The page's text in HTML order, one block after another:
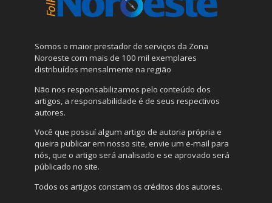
Somos o maior prestador de serviços da Zona
Noroeste com mais de 100 mil exemplares
distribuídos mensalmente na região
Não nos responsabilizamos pelo conteúdo dos
artigos, a responsabilidade é de seus respectivos
autores.
Você que possuí algum artigo de autoria própria e
queira publicar em nosso site, envie um e-mail para
nós, que o artigo será analisado e se aprovado será
públicado no site.
Todos os artigos constam os créditos dos autores.